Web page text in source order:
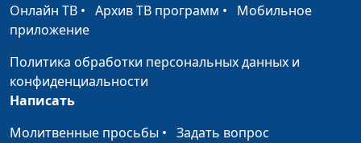
Не заботьтесь. Ищите прежде
Луки 12:22-31
Не бойтесь убивающих тело.
Евангелие от Луки 12:4-12
Онлайн ТВ • Архив ТВ программ • Мобильное
приложение
Политика обработки персональных данных и
конфиденциальности
Написать
Молитвенные просьбы • Задать вопрос